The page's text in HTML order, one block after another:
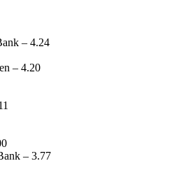
– 4.24
– 4.20
– 3.77